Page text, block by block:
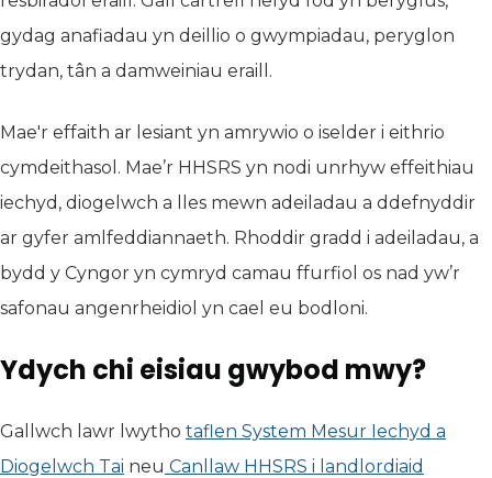
gydag anafiadau yn deillio o gwympiadau, peryglon
trydan, tân a damweiniau eraill.
Mae'r effaith ar lesiant yn amrywio o iselder i eithrio
cymdeithasol. Mae’r HHSRS yn nodi unrhyw effeithiau
iechyd, diogelwch a lles mewn adeiladau a ddefnyddir
ar gyfer amlfeddiannaeth. Rhoddir gradd i adeiladau, a
bydd y Cyngor yn cymryd camau ffurfiol os nad yw’r
safonau angenrheidiol yn cael eu bodloni.
Ydych chi eisiau gwybod mwy?
Gallwch lawr lwytho taflen System Mesur Iechyd a
Diogelwch Tai (yn agor mewn tab newydd)
neu Canllaw HHSRS i landlordiaid